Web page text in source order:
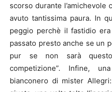
scorso durante l’amichevole
avuto tantissima paura. In
peggio perchè il fastidio
passato presto anche se un
pur se non sarà
competizione”. Infine,
bianconero di mister